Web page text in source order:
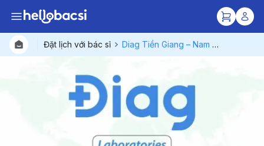
Đặt lịch với bác sĩ Diag Tiền Giang – Nam Kỳ Khởi Nghĩa
Bệnh viện